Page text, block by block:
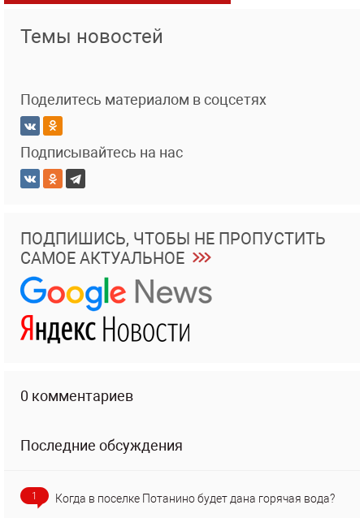
Темы новостей
Поделитесь материалом в соцсетях
Подписывайтесь на нас
ПОДПИШИСЬ, ЧТОБЫ НЕ ПРОПУСТИТЬ
САМОЕ АКТУАЛЬНОЕ
0 комментариев
Последние обсуждения
1 Когда в поселке Потанино будет дана горячая вода?